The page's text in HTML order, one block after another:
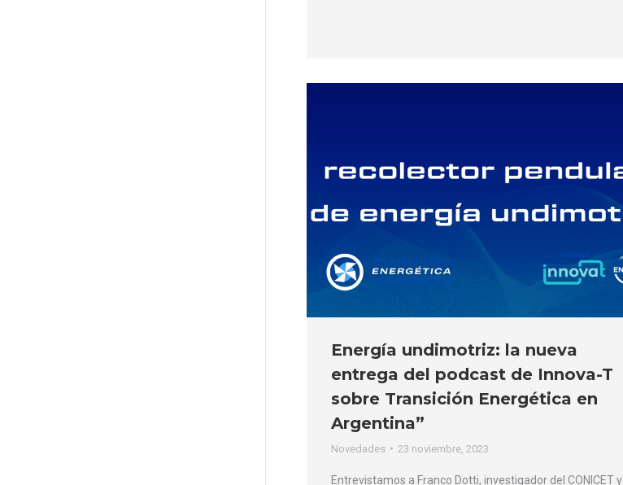
Energía undimotriz: la nueva
entrega del podcast de Innova-T
sobre Transición Energética en
Argentina”
Novedades 23 noviembre, 2023
Entrevistamos a Franco Dotti, investigador del CONICET y